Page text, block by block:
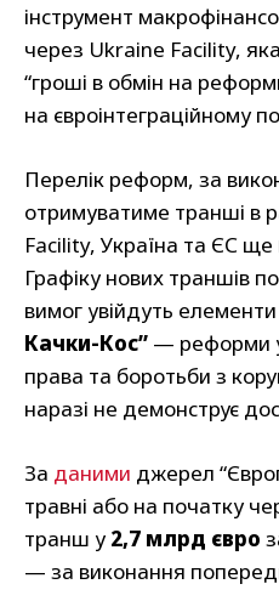
інструмент
через Ukraine Facility,
“гроші в обмін на
на євроінтеграційному
Перелік реформ, за
отримуватиме транші в
Facility, Україна та ЄС ще
Графіку нових траншів
вимог увійдуть
Качки-Кос” — реформи
права та боротьби з
наразі не демонструє
За даними джерел
травні або на початку
транш у 2,7 млрд євро
— за виконання